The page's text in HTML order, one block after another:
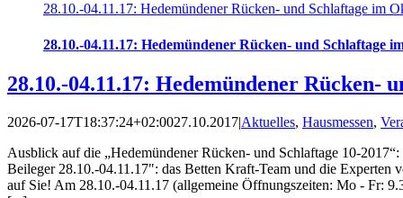
28.10.-04.11.17: Hedemündener Rücken- und Schlaftage im
28.10.-04.11.17: Hedemündener Rücken- und Schlaftage
28.10.-04.11.17: Hedemündener Rücken-
2026-07-17T18:37:24+02:0027.10.2017|Aktuelles, Hausmessen,
Ausblick auf die „Hedemündener Rücken- und Schlaftage 10-
Beileger 28.10.-04.11.17": das Betten Kraft-Team und die
auf Sie! Am 28.10.-04.11.17 (allgemeine Öffnungszeiten: Mo - Fr: